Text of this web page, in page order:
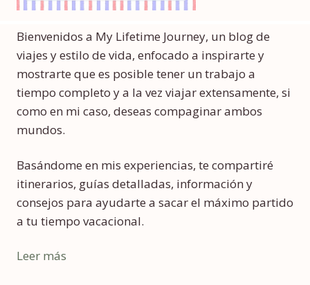
Bienvenidos a My Lifetime Journey, un blog de
viajes y estilo de vida, enfocado a inspirarte y
mostrarte que es posible tener un trabajo a
tiempo completo y a la vez viajar extensamente, si
como en mi caso, deseas compaginar ambos
mundos.
Basándome en mis experiencias, te compartiré
itinerarios, guías detalladas, información y
consejos para ayudarte a sacar el máximo partido
a tu tiempo vacacional.
Leer más